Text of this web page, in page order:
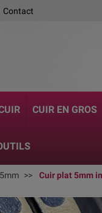
Contact
CUIR EN GROS
Cuir plat 5mm